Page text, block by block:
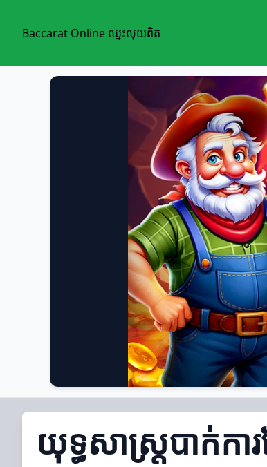
Baccarat Online ឈ្នះលុយពិត
យុទ្ធសាស្ត្របាក់ក